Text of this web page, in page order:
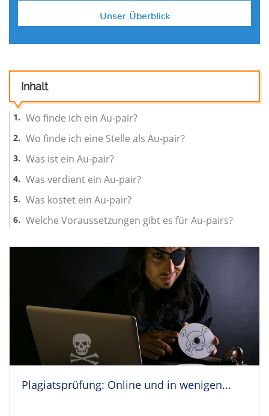
Unser Überblick
Inhalt
Wo finde ich ein Au-pair?
Wo finde ich eine Stelle als Au-pair?
Was ist ein Au-pair?
Was verdient ein Au-pair?
Was kostet ein Au-pair?
Welche Voraussetzungen gibt es für Au-pairs?
Plagiatsprüfung: Online und in wenigen...